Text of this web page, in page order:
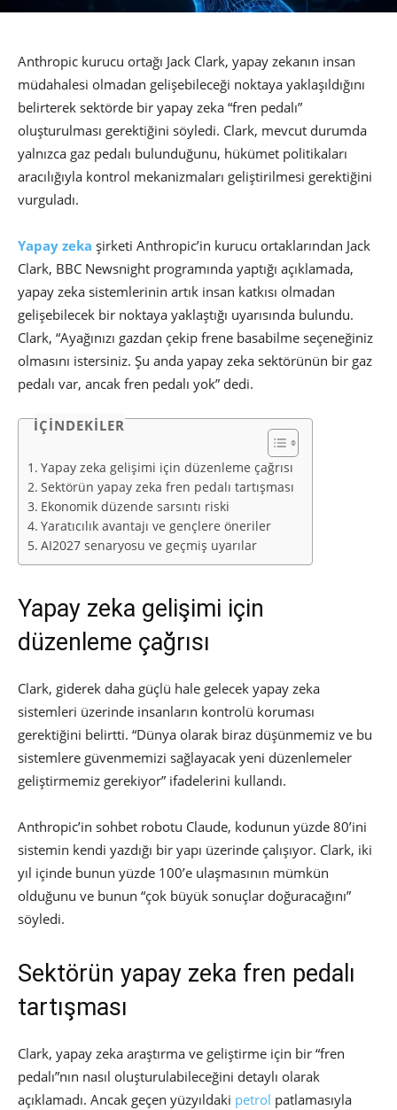
Anthropic kurucu ortağı Jack Clark, yapay zekanın insan
müdahalesi olmadan gelişebileceği noktaya yaklaşıldığını
belirterek sektörde bir yapay zeka “fren pedalı”
oluşturulması gerektiğini söyledi. Clark, mevcut durumda
yalnızca gaz pedalı bulunduğunu, hükümet politikaları
aracılığıyla kontrol mekanizmaları geliştirilmesi gerektiğini
vurguladı.
Yapay zeka şirketi Anthropic’in kurucu ortaklarından Jack
Clark, BBC Newsnight programında yaptığı açıklamada,
yapay zeka sistemlerinin artık insan katkısı olmadan
gelişebilecek bir noktaya yaklaştığı uyarısında bulundu.
Clark, “Ayağınızı gazdan çekip frene basabilme seçeneğiniz
olmasını istersiniz. Şu anda yapay zeka sektörünün bir gaz
pedalı var, ancak fren pedalı yok” dedi.
İÇİNDEKİLER
Yapay zeka gelişimi için düzenleme çağrısı
Sektörün yapay zeka fren pedalı tartışması
Ekonomik düzende sarsıntı riski
Yaratıcılık avantajı ve gençlere öneriler
AI2027 senaryosu ve geçmiş uyarılar
Yapay zeka gelişimi için
düzenleme çağrısı
Clark, giderek daha güçlü hale gelecek yapay zeka
sistemleri üzerinde insanların kontrolü koruması
gerektiğini belirtti. “Dünya olarak biraz düşünmemiz ve bu
sistemlere güvenmemizi sağlayacak yeni düzenlemeler
geliştirmemiz gerekiyor” ifadelerini kullandı.
Anthropic’in sohbet robotu Claude, kodunun yüzde 80’ini
sistemin kendi yazdığı bir yapı üzerinde çalışıyor. Clark, iki
yıl içinde bunun yüzde 100’e ulaşmasının mümkün
olduğunu ve bunun “çok büyük sonuçlar doğuracağını”
söyledi.
Sektörün yapay zeka fren pedalı
tartışması
Clark, yapay zeka araştırma ve geliştirme için bir “fren
pedalı”nın nasıl oluşturulabileceğini detaylı olarak
açıklamadı. Ancak geçen yüzyıldaki petrol patlamasıyla